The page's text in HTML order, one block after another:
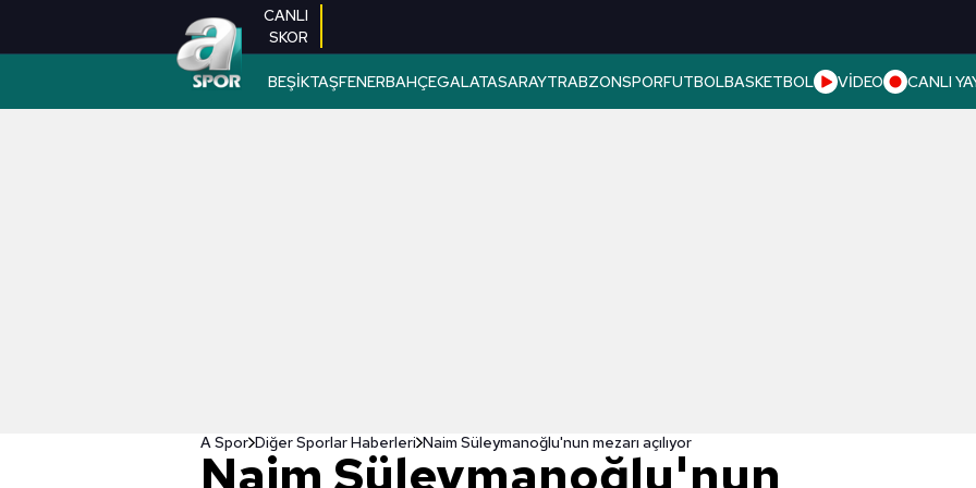
CANLI
SKOR
BEŞİKTAŞFENERBAHÇEGALATASARAYTRABZONSPORFUTBOLBASKETBOL VİDEO CANLI
A Spor Diğer Sporlar Haberleri Naim Süleymanoğlu'nun mezarı açılıyor
Naim Süleymanoğlu'nun